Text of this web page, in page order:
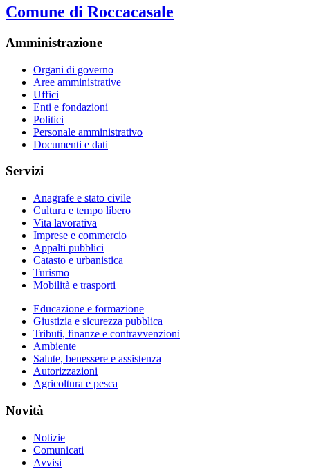
Comune di Roccacasale
Amministrazione
Organi di governo
Aree amministrative
Uffici
Enti e fondazioni
Politici
Personale amministrativo
Documenti e dati
Servizi
Anagrafe e stato civile
Cultura e tempo libero
Vita lavorativa
Imprese e commercio
Appalti pubblici
Catasto e urbanistica
Turismo
Mobilità e trasporti
Educazione e formazione
Giustizia e sicurezza pubblica
Tributi, finanze e contravvenzioni
Ambiente
Salute, benessere e assistenza
Autorizzazioni
Agricoltura e pesca
Novità
Notizie
Comunicati
Avvisi